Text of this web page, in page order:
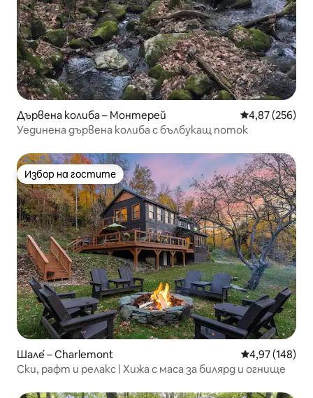
Дървена колиба – Монтерей Средна
4,87 (256)
Уединена дървена колиба с бълбукащ поток
Избор на гостите
Избор на гостите
Шале́ – Charlemont Средна
4,97 (148)
Ски, рафт и релакс | Хижа с маса за билярд и огнище